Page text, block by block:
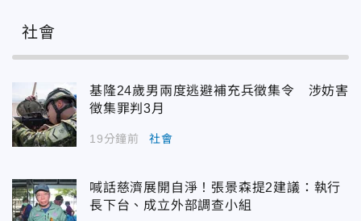
社會
基隆24歲男兩度逃避補充兵徵集令 涉妨害
徵集罪判3月
19分鐘前 社會
喊話慈濟展開自淨！張景森提2建議：執行
長下台、成立外部調查小組